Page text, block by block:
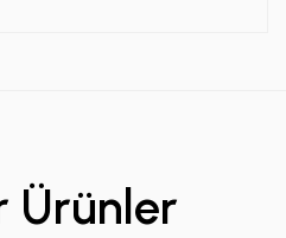
Ürünler